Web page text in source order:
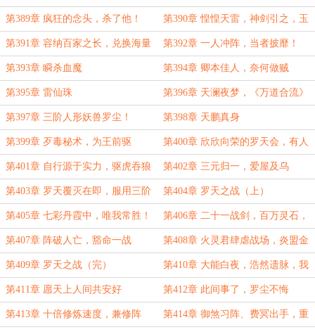
崩再现，峡谷崩塌
第389章 疯狂的念头，杀了他！ 第390章 惶惶天雷，神剑引之，玉
宇澄清万里埃！
第391章 容纳百家之长，兑换海量
底蕴，独行一人之道
第392章 一人冲阵，当者披靡！
第393章 瞬杀血魔 第394章 卿本佳人，奈何做贼
第395章 雷仙珠 第396章 天澜夜梦，《万道合流》
第397章 三阶人形妖兽罗尘！ 第398章 天鹏真身
第399章 歹毒秘术，为王前驱 第400章 欣欣向荣的罗天会，有人
祸水东引
第401章 自行源于实力，驱虎吞狼 第402章 三元归一，爱屋及乌
第403章 罗天覆灭在即，服用三阶
化龙丹
第404章 罗天之战（上）
第405章 七彩丹霞中，唯我常胜！ 第406章 二十一战剑，百万灵石，
穷尽罗天之力
第407章 阵破人亡，豁命一战 第408章 火灵君肆虐战场，炎盟金
丹悍然出手
第409章 罗天之战（完） 第410章 大能白夜，浩然遗脉，我
们才是胜利者！
第411章 愿天上人间共安好 第412章 此间事了，罗尘不悔
第413章 十倍修炼速度，兼修阵 第414章 御煞习阵、费冥出手，重